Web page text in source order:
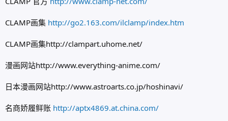
CLAMP画集 http://go2.163.com/ilclamp/index.htm
CLAMP画集http://clampart.uhome.net/
漫画网站http://www.everything-anime.com/
日本漫画网站http://www.astroarts.co.jp/hoshinavi/
名商娇履鲜账 http://aptx4869.at.china.com/